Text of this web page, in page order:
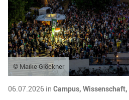
© Maike Glöckner
06.07.2026 in Campus, Wissenschaft,